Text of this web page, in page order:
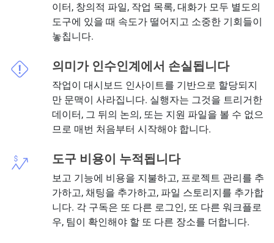
이터, 창의적 파일, 작업 목록, 대화가 모두 별도의
도구에 있을 때 속도가 떨어지고 소중한 기회들이
놓칩니다.
의미가 인수인계에서 손실됩니다
작업이 대시보드 인사이트를 기반으로 할당되지
만 문맥이 사라집니다. 실행자는 그것을 트리거한
데이터, 그 뒤의 논의, 또는 지원 파일을 볼 수 없으
므로 매번 처음부터 시작해야 합니다.
도구 비용이 누적됩니다
보고 기능에 비용을 지불하고, 프로젝트 관리를 추
가하고, 채팅을 추가하고, 파일 스토리지를 추가합
니다. 각 구독은 또 다른 로그인, 또 다른 워크플로
우, 팀이 확인해야 할 또 다른 장소를 더합니다.